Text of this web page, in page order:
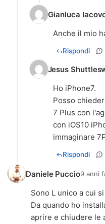
Gianluca
Anche il mio
Rispondi
Jesus
Ho iPhone7.
Posso
7 Plus con
con iOS10
immaginare
Rispondi
Daniele Puccio9 anni
Sono L unico a cui
Da quando ho
aprire e chiudere le